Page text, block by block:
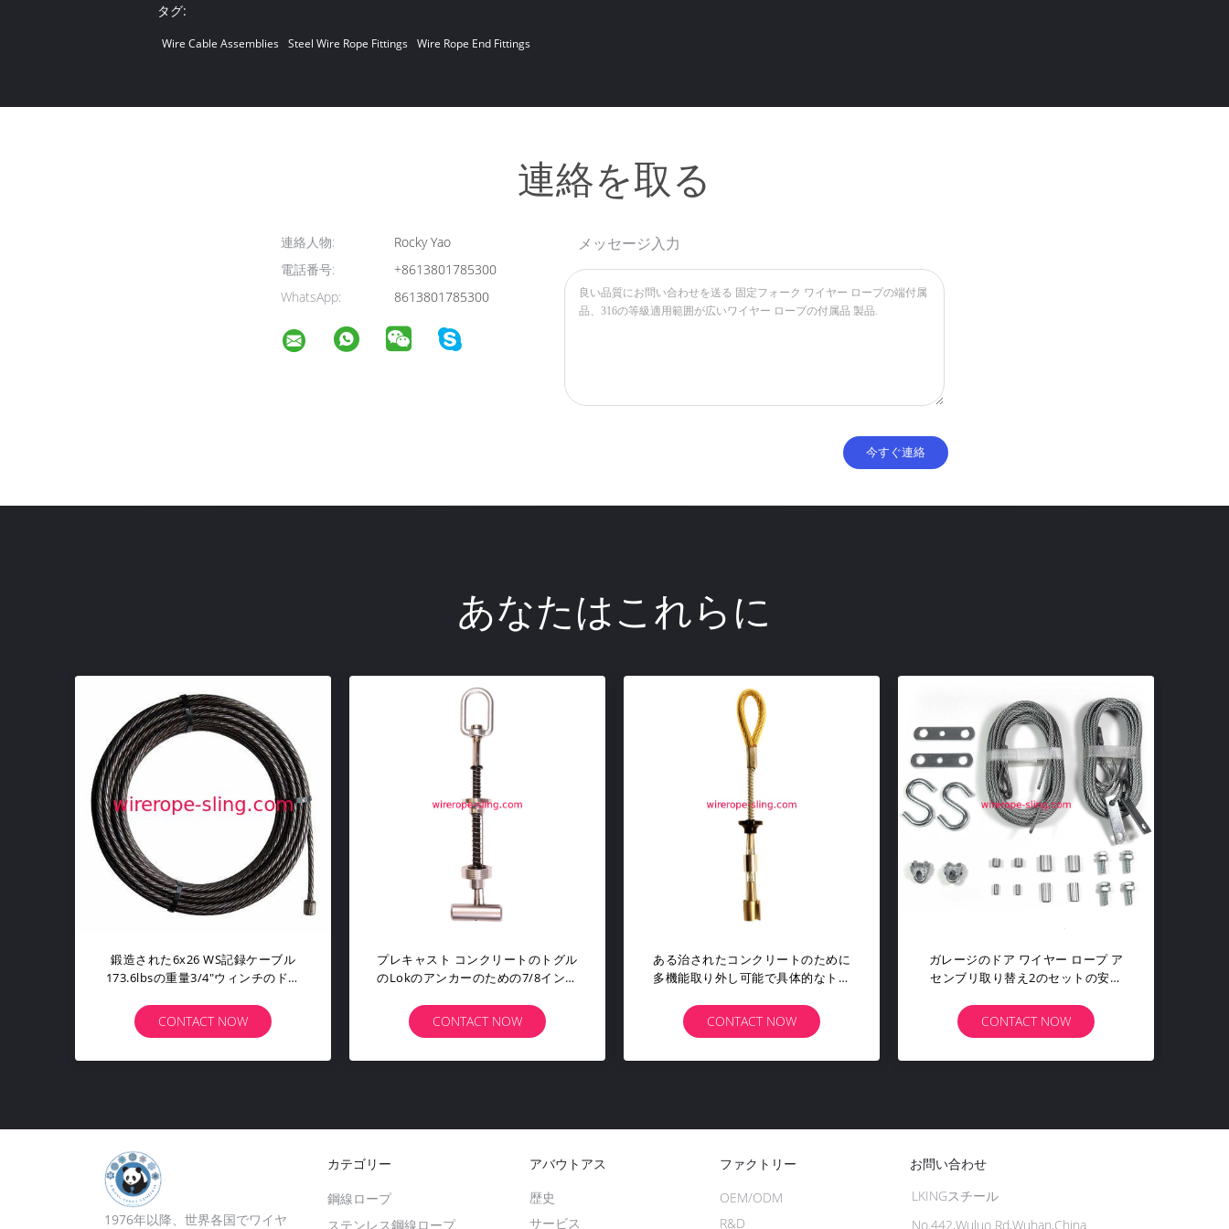
タグ:
Wire Cable Assemblies Steel Wire Rope Fittings Wire Rope End Fittings
連絡を取る
連絡人物:
Rocky Yao
電話番号:
+8613801785300
WhatsApp:
8613801785300
メッセージ入力
あなたはこれらに
完全な壊れ目の強さの体育館ケーブ
ル ワイヤー ロープ、締縄を輪にす
ルのループ
CONTACT NOW
産業ドア ワイヤー ロープ アセンブ
リ亜鉛によってめっきされるワイヤ
CONTACT NOW
鋼線ロープの張力キット、ワイヤー
ケーブル会議7X19のタイプHS
CONTACT NOW
適用範囲が広いワイヤー ロープ ア
センブリ緑の壁の格子垣のキットの
CONTACT NOW
1976年以降、世界各国でワイヤ
カテゴリー
鋼線ロープ
ステンレス鋼線ロープ
アバウトアス
歴史
サービス
ファクトリー
OEM/ODM
R&D
お問い合わせ
LKINGスチール
No.442,Wuluo Rd,Wuhan,China